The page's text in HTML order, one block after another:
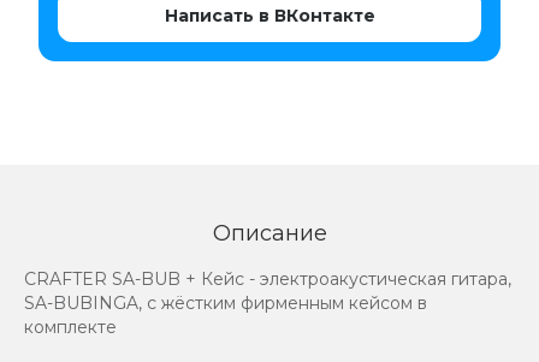
Написать в ВКонтакте
Описание
CRAFTER SA-BUB + Кейс - электроакустическая гитара,
SA-BUBINGA, с жёстким фирменным кейсом в
комплекте